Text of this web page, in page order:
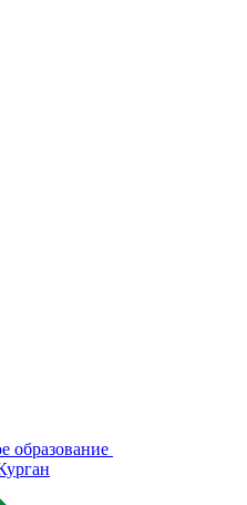
образование